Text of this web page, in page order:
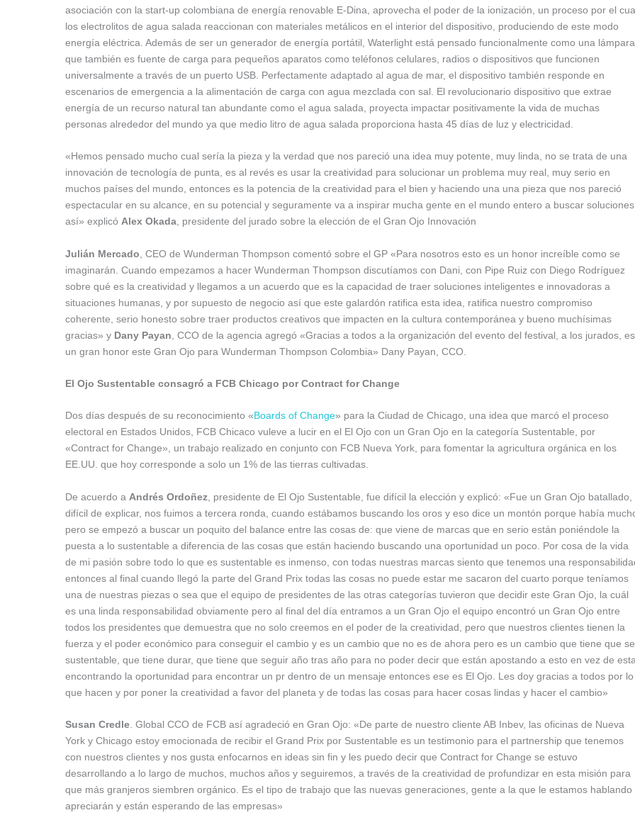
asociación con la start-up colombiana de energía renovable E-Dina, aprovecha el poder de la ionización, un proceso por el
los electrolitos de agua salada reaccionan con materiales metálicos en el interior del dispositivo, produciendo de este modo
energía eléctrica. Además de ser un generador de energía portátil, Waterlight está pensado funcionalmente como una lámpara
que también es fuente de carga para pequeños aparatos como teléfonos celulares, radios o dispositivos que funcionen
universalmente a través de un puerto USB. Perfectamente adaptado al agua de mar, el dispositivo también responde en
escenarios de emergencia a la alimentación de carga con agua mezclada con sal. El revolucionario dispositivo que extrae
energía de un recurso natural tan abundante como el agua salada, proyecta impactar positivamente la vida de muchas
personas alrededor del mundo ya que medio litro de agua salada proporciona hasta 45 días de luz y electricidad.
«Hemos pensado mucho cual sería la pieza y la verdad que nos pareció una idea muy potente, muy linda, no se trata de una
innovación de tecnología de punta, es al revés es usar la creatividad para solucionar un problema muy real, muy serio en
muchos países del mundo, entonces es la potencia de la creatividad para el bien y haciendo una una pieza que nos pareció
espectacular en su alcance, en su potencial y seguramente va a inspirar mucha gente en el mundo entero a buscar soluciones
así» explicó Alex Okada, presidente del jurado sobre la elección de el Gran Ojo Innovación
Julián Mercado , CEO de Wunderman Thompson comentó sobre el GP «Para nosotros esto es un honor increíble como se
imaginarán. Cuando empezamos a hacer Wunderman Thompson discutíamos con Dani, con Pipe Ruiz con Diego Rodríguez
sobre qué es la creatividad y llegamos a un acuerdo que es la capacidad de traer soluciones inteligentes e innovadoras a
situaciones humanas, y por supuesto de negocio así que este galardón ratifica esta idea, ratifica nuestro compromiso
coherente, serio honesto sobre traer productos creativos que impacten en la cultura contemporánea y bueno muchísimas
gracias» y Dany Payan , CCO de la agencia agregó «Gracias a todos a la organización del evento del festival, a los jurados, es
un gran honor este Gran Ojo para Wunderman Thompson Colombia» Dany Payan, CCO.
El Ojo Sustentable consagró a FCB Chicago por Contract for Change
Dos días después de su reconocimiento «Boards of Change» para la Ciudad de Chicago, una idea que marcó el proceso
electoral en Estados Unidos, FCB Chicaco vuleve a lucir en el El Ojo con un Gran Ojo en la categoría Sustentable, por
«Contract for Change», un trabajo realizado en conjunto con FCB Nueva York, para fomentar la agricultura orgánica en los
EE.UU. que hoy corresponde a solo un 1% de las tierras cultivadas.
De acuerdo a Andrés Ordoñez , presidente de El Ojo Sustentable, fue difícil la elección y explicó: «Fue un Gran Ojo batallado,
difícil de explicar, nos fuimos a tercera ronda, cuando estábamos buscando los oros y eso dice un montón porque había
pero se empezó a buscar un poquito del balance entre las cosas de: que viene de marcas que en serio están poniéndole la
puesta a lo sustentable a diferencia de las cosas que están haciendo buscando una oportunidad un poco. Por cosa de la vida
de mi pasión sobre todo lo que es sustentable es inmenso, con todas nuestras marcas siento que tenemos una
entonces al final cuando llegó la parte del Grand Prix todas las cosas no puede estar me sacaron del cuarto porque teníamos
una de nuestras piezas o sea que el equipo de presidentes de las otras categorías tuvieron que decidir este Gran Ojo, la cuál
es una linda responsabilidad obviamente pero al final del día entramos a un Gran Ojo el equipo encontró un Gran Ojo entre
todos los presidentes que demuestra que no solo creemos en el poder de la creatividad, pero que nuestros clientes tienen la
fuerza y el poder económico para conseguir el cambio y es un cambio que no es de ahora pero es un cambio que tiene que
sustentable, que tiene durar, que tiene que seguir año tras año para no poder decir que están apostando a esto en vez de
encontrando la oportunidad para encontrar un pr dentro de un mensaje entonces ese es El Ojo. Les doy gracias a todos por lo
que hacen y por poner la creatividad a favor del planeta y de todas las cosas para hacer cosas lindas y hacer el cambio»
Susan Credle. Global CCO de FCB así agradeció en Gran Ojo: «De parte de nuestro cliente AB Inbev, las oficinas de Nueva
York y Chicago estoy emocionada de recibir el Grand Prix por Sustentable es un testimonio para el partnership que tenemos
con nuestros clientes y nos gusta enfocarnos en ideas sin fin y les puedo decir que Contract for Change se estuvo
desarrollando a lo largo de muchos, muchos años y seguiremos, a través de la creatividad de profundizar en esta misión para
que más granjeros siembren orgánico. Es el tipo de trabajo que las nuevas generaciones, gente a la que le estamos hablando
apreciarán y están esperando de las empresas»